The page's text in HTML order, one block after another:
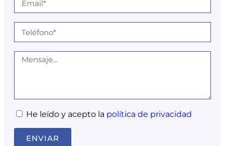
He leído y acepto la política de privacidad
ENVIAR